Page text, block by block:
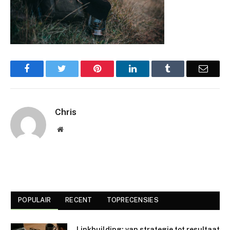
Facebook Pinterest LinkedIn Email
Chris
Website
POPULAIR RECENT TOPRECENSIES